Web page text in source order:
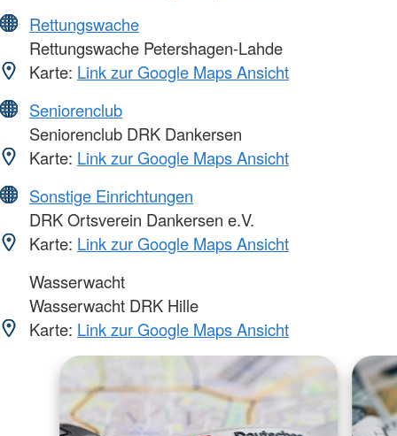
Rettungswache
Rettungswache Petershagen-Lahde
Karte: Link zur Google Maps Ansicht
Seniorenclub
Seniorenclub DRK Dankersen
Karte: Link zur Google Maps Ansicht
Sonstige Einrichtungen
DRK Ortsverein Dankersen e.V.
Karte: Link zur Google Maps Ansicht
Wasserwacht
Wasserwacht DRK Hille
Karte: Link zur Google Maps Ansicht